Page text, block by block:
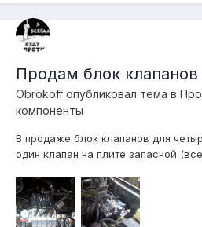
Продам блок клапанов
Obrokoff опубликовал тема в
компоненты
В продаже блок клапанов для
один клапан на плите запасной
нет. Меняется по причине перехода
комплекте ТОЛЬКО пять
прокладки. Це...